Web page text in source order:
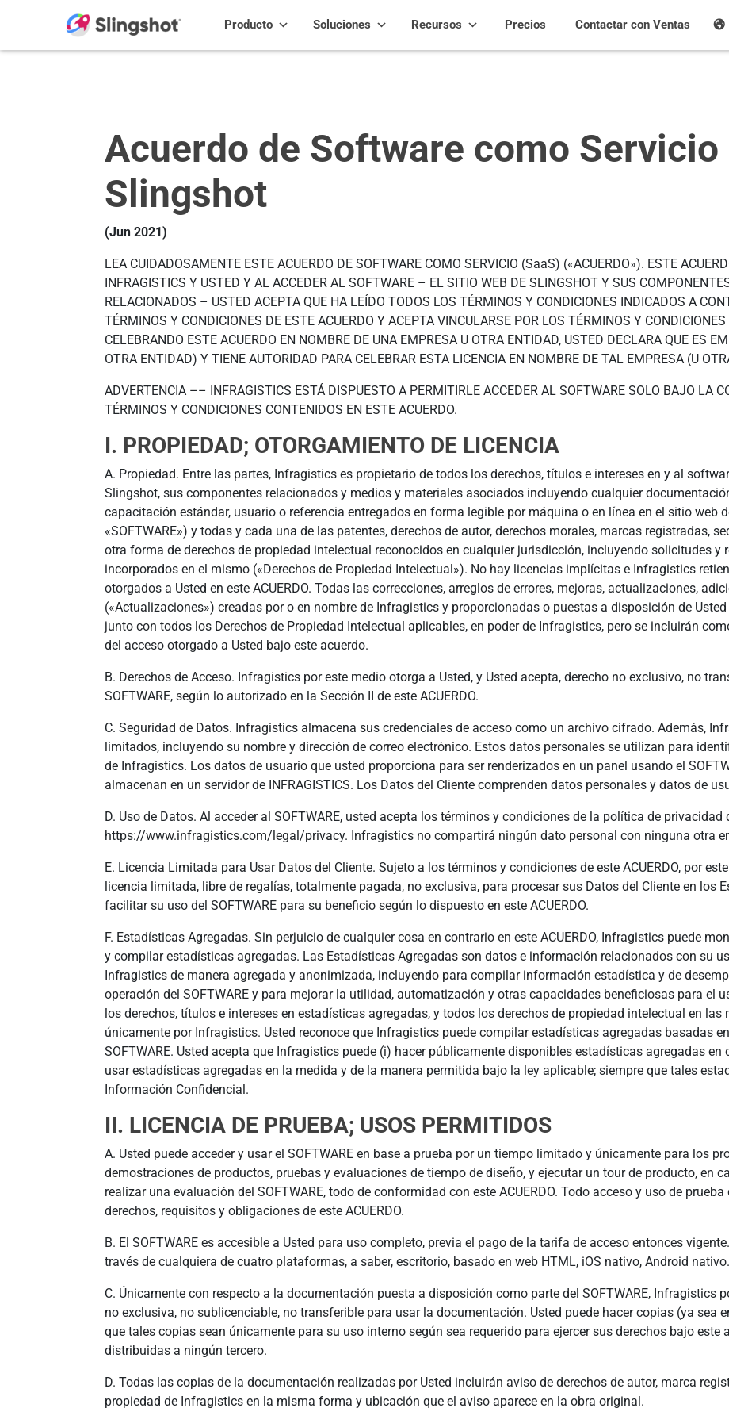
Producto Soluciones Recursos Precios Contactar con Ventas
Acuerdo de Software como Servicio
Slingshot
(Jun 2021)
LEA CUIDADOSAMENTE ESTE ACUERDO DE SOFTWARE COMO SERVICIO (SaaS) («ACUERDO»). ESTE
INFRAGISTICS Y USTED Y AL ACCEDER AL SOFTWARE – EL SITIO WEB DE SLINGSHOT Y SUS
RELACIONADOS – USTED ACEPTA QUE HA LEÍDO TODOS LOS TÉRMINOS Y CONDICIONES INDICADOS A
TÉRMINOS Y CONDICIONES DE ESTE ACUERDO Y ACEPTA VINCULARSE POR LOS TÉRMINOS Y
CELEBRANDO ESTE ACUERDO EN NOMBRE DE UNA EMPRESA U OTRA ENTIDAD, USTED DECLARA QUE ES
OTRA ENTIDAD) Y TIENE AUTORIDAD PARA CELEBRAR ESTA LICENCIA EN NOMBRE DE TAL EMPRESA (U
ADVERTENCIA –– INFRAGISTICS ESTÁ DISPUESTO A PERMITIRLE ACCEDER AL SOFTWARE SOLO BAJO LA
TÉRMINOS Y CONDICIONES CONTENIDOS EN ESTE ACUERDO.
I. PROPIEDAD; OTORGAMIENTO DE LICENCIA
A. Propiedad. Entre las partes, Infragistics es propietario de todos los derechos, títulos e intereses en y al
Slingshot, sus componentes relacionados y medios y materiales asociados incluyendo cualquier
capacitación estándar, usuario o referencia entregados en forma legible por máquina o en línea en el sitio web
«SOFTWARE») y todas y cada una de las patentes, derechos de autor, derechos morales, marcas registradas,
otra forma de derechos de propiedad intelectual reconocidos en cualquier jurisdicción, incluyendo solicitudes y
incorporados en el mismo («Derechos de Propiedad Intelectual»). No hay licencias implícitas e Infragistics
otorgados a Usted en este ACUERDO. Todas las correcciones, arreglos de errores, mejoras, actualizaciones,
(«Actualizaciones») creadas por o en nombre de Infragistics y proporcionadas o puestas a disposición de Usted
junto con todos los Derechos de Propiedad Intelectual aplicables, en poder de Infragistics, pero se incluirán
del acceso otorgado a Usted bajo este acuerdo.
B. Derechos de Acceso. Infragistics por este medio otorga a Usted, y Usted acepta, derecho no exclusivo, no
SOFTWARE, según lo autorizado en la Sección II de este ACUERDO.
C. Seguridad de Datos. Infragistics almacena sus credenciales de acceso como un archivo cifrado. Además,
limitados, incluyendo su nombre y dirección de correo electrónico. Estos datos personales se utilizan para
de Infragistics. Los datos de usuario que usted proporciona para ser renderizados en un panel usando el
almacenan en un servidor de INFRAGISTICS. Los Datos del Cliente comprenden datos personales y datos de
D. Uso de Datos. Al acceder al SOFTWARE, usted acepta los términos y condiciones de la política de
https://www.infragistics.com/legal/privacy. Infragistics no compartirá ningún dato personal con ninguna otra
E. Licencia Limitada para Usar Datos del Cliente. Sujeto a los términos y condiciones de este ACUERDO, por
licencia limitada, libre de regalías, totalmente pagada, no exclusiva, para procesar sus Datos del Cliente en los
facilitar su uso del SOFTWARE para su beneficio según lo dispuesto en este ACUERDO.
F. Estadísticas Agregadas. Sin perjuicio de cualquier cosa en contrario en este ACUERDO, Infragistics puede
y compilar estadísticas agregadas. Las Estadísticas Agregadas son datos e información relacionados con su
Infragistics de manera agregada y anonimizada, incluyendo para compilar información estadística y de
operación del SOFTWARE y para mejorar la utilidad, automatización y otras capacidades beneficiosas para el
los derechos, títulos e intereses en estadísticas agregadas, y todos los derechos de propiedad intelectual en las
únicamente por Infragistics. Usted reconoce que Infragistics puede compilar estadísticas agregadas basadas
SOFTWARE. Usted acepta que Infragistics puede (i) hacer públicamente disponibles estadísticas agregadas
usar estadísticas agregadas en la medida y de la manera permitida bajo la ley aplicable; siempre que tales
Información Confidencial.
II. LICENCIA DE PRUEBA; USOS PERMITIDOS
A. Usted puede acceder y usar el SOFTWARE en base a prueba por un tiempo limitado y únicamente para los
demostraciones de productos, pruebas y evaluaciones de tiempo de diseño, y ejecutar un tour de producto, en
realizar una evaluación del SOFTWARE, todo de conformidad con este ACUERDO. Todo acceso y uso de
derechos, requisitos y obligaciones de este ACUERDO.
B. El SOFTWARE es accesible a Usted para uso completo, previa el pago de la tarifa de acceso entonces
través de cualquiera de cuatro plataformas, a saber, escritorio, basado en web HTML, iOS nativo, Android nativo.
C. Únicamente con respecto a la documentación puesta a disposición como parte del SOFTWARE, Infragistics
no exclusiva, no sublicenciable, no transferible para usar la documentación. Usted puede hacer copias (ya sea
que tales copias sean únicamente para su uso interno según sea requerido para ejercer sus derechos bajo este
distribuidas a ningún tercero.
D. Todas las copias de la documentación realizadas por Usted incluirán aviso de derechos de autor, marca
propiedad de Infragistics en la misma forma y ubicación que el aviso aparece en la obra original.